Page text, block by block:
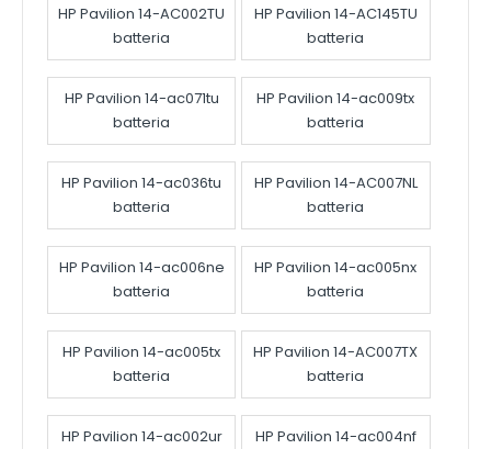
HP Pavilion 14-AC002TU
batteria
HP Pavilion 14-AC145TU
batteria
HP Pavilion 14-ac071tu
batteria
HP Pavilion 14-ac009tx
batteria
HP Pavilion 14-ac036tu
batteria
HP Pavilion 14-AC007NL
batteria
HP Pavilion 14-ac006ne
batteria
HP Pavilion 14-ac005nx
batteria
HP Pavilion 14-ac005tx
batteria
HP Pavilion 14-AC007TX
batteria
HP Pavilion 14-ac002ur
HP Pavilion 14-ac004nf